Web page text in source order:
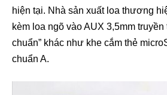
hiện tại. Nhà sản xuất loa thương
kèm loa ngõ vào AUX 3,5mm truyền
chuẩn” khác như khe cắm thẻ
chuẩn A.